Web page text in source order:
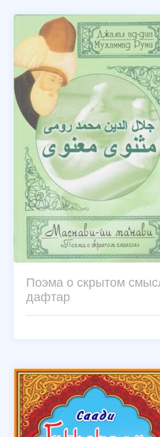
Поэма о скрытом
дафтар